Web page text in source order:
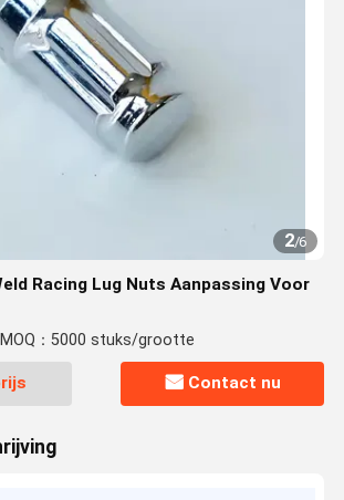
2/6
Racing Lug Nuts Aanpassing Voor
MOQ：5000 stuks/grootte
Contact nu